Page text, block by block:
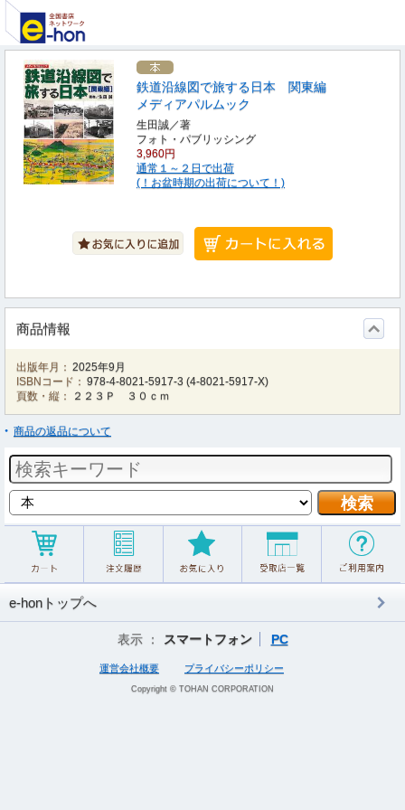
鉄道沿線図で旅する日本 関東編
メディアパルムック
生田誠／著
フォト・パブリッシング
3,960円
通常１～２日で出荷
(！お盆時期の出荷について！)
商品情報
出版年月： 2025年9月
ISBNコード： 978-4-8021-5917-3 (4-8021-5917-X)
頁数・縦：
２２３Ｐ ３０ｃｍ
商品の返品について
e-honトップへ
表示 ： スマートフォン PC
運営会社概要 プライバシーポリシー
Copyright © TOHAN CORPORATION